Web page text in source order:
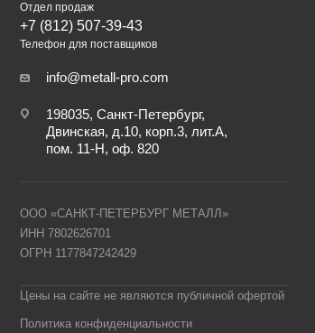
Отдел продаж
+7 (812) 507-39-43
Телефон для поставщиков
info@metall-pro.com
198035, Санкт-Петербург,
Двинская, д.10, корп.3, лит.А,
пом. 11-Н, оф. 820
ООО «САНКТ-ПЕТЕРБУРГ МЕТАЛЛ»
ИНН 7802626701
ОГРН 1177847242429
Цены на сайте не являются публичной офертой
Политика конфиденциальности